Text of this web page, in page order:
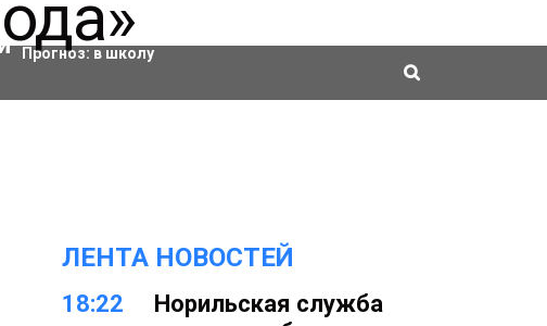
Актировки
Прогноз: в школу
ЛЕНТА НОВОСТЕЙ
18:22
Норильская служба